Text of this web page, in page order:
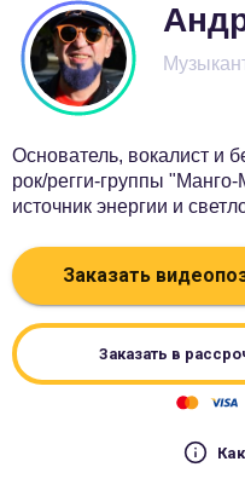
Основатель, вокалист и
рок/регги-группы
источник энергии и
Заказать
Заказать в